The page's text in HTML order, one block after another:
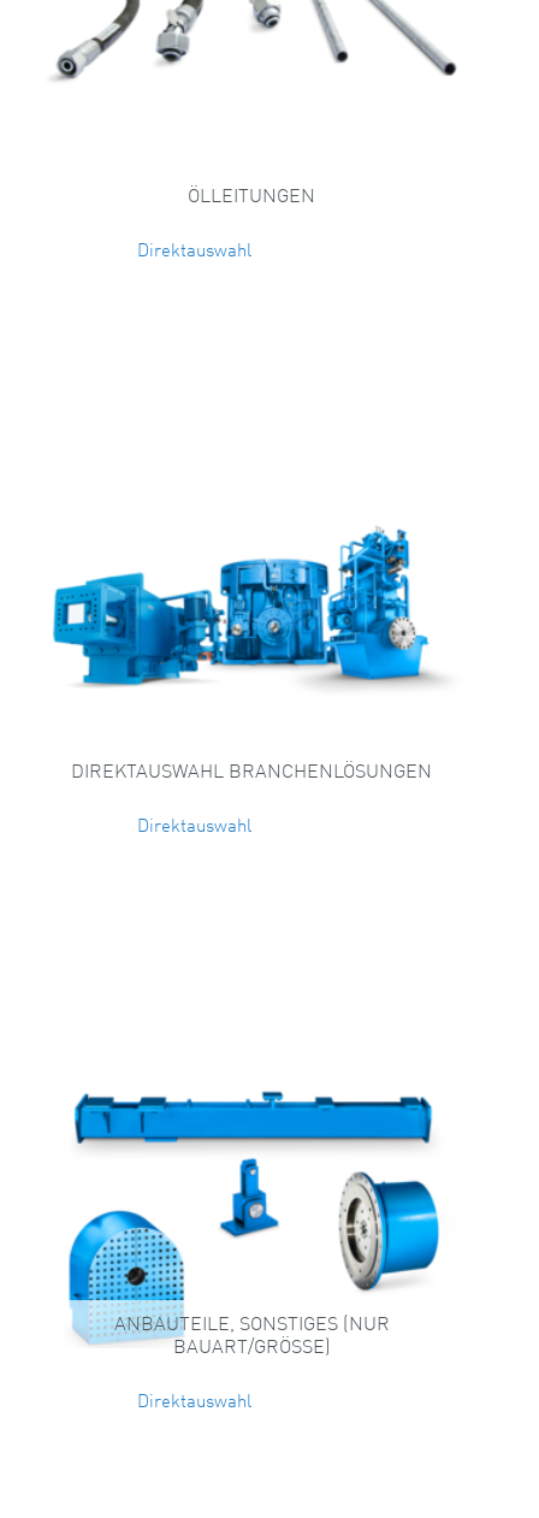
ÖLLEITUNGEN
Direktauswahl
DIREKTAUSWAHL BRANCHENLÖSUNGEN
Direktauswahl
ANBAUTEILE, SONSTIGES (NUR
BAUART/GRÖSSE)
Direktauswahl